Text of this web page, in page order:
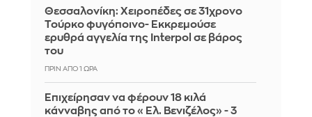
Θεσσαλονίκη: Χειροπέδες σε 31χρονο
Τούρκο φυγόποινο- Εκκρεμούσε
ερυθρά αγγελία της Interpol σε βάρος
του
ΠΡΙΝ ΑΠΌ 1 ΏΡΑ
Επιχείρησαν να φέρουν 18 κιλά
κάνναβης από το «Ελ. Βενιζέλος» - 3